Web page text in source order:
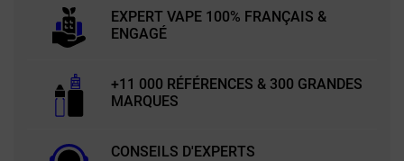
EXPERT VAPE 100% FRANÇAIS &
ENGAGÉ
+11 000 RÉFÉRENCES & 300 GRANDES
MARQUES
CONSEILS D'EXPERTS